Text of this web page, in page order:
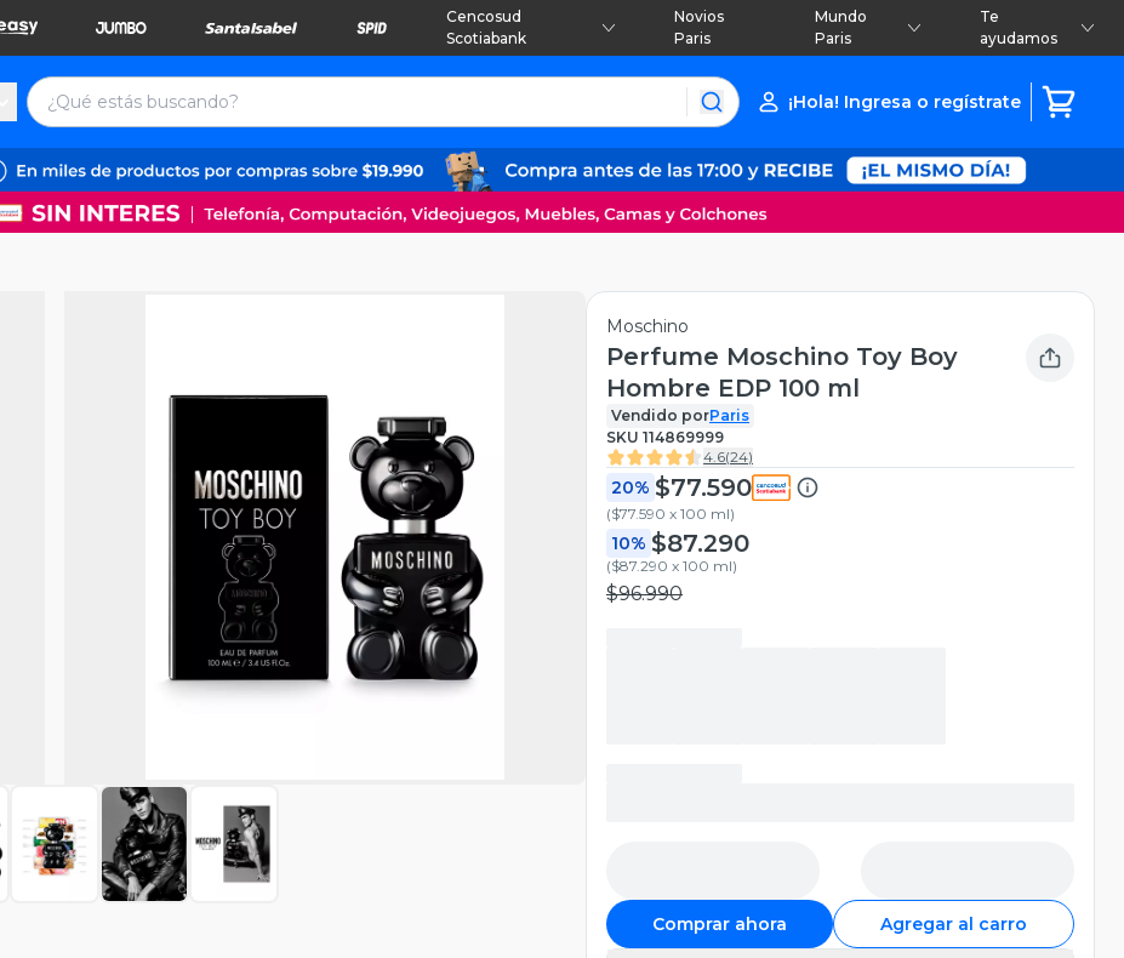
Cencosud
Scotiabank
Novios
Paris
Mundo
Paris
Te
ayudamos
¡Hola! Ingresa o regístrate
Moschino
Perfume Moschino Toy Boy
Hombre EDP 100 ml
Vendido porParis
SKU 114869999
4.6(24)
20% $77.590
($77.590 x 100 ml)
10% $87.290
($87.290 x 100 ml)
$96.990
Comprar ahora Agregar al carro